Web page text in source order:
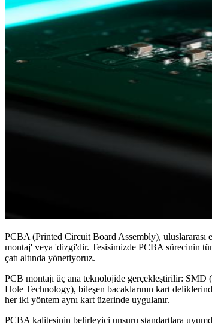
PCBA (Printed Circuit Board Assembly),
montaj' veya 'dizgi'dir. Tesisimizde PCBA sürecinin
çatı altında yönetiyoruz.
PCB montajı üç ana teknolojide gerçekleştirilir: SMD
Hole Technology), bileşen bacaklarının kart
her iki yöntem aynı kart üzerinde uygulanır.
PCBA kalitesinin belirleyici unsuru standartlara